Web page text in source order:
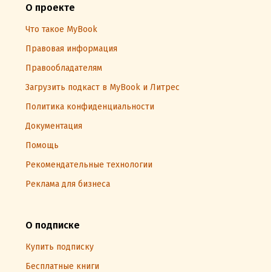
О проекте
Что такое MyBook
Правовая информация
Правообладателям
Загрузить подкаст в MyBook и Литрес
Политика конфиденциальности
Документация
Помощь
Рекомендательные технологии
Реклама для бизнеса
О подписке
Купить подписку
Бесплатные книги